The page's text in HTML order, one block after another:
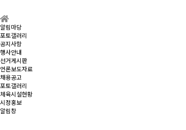
알림마당
포토갤러리
공지사항
행사안내
선거게시판
언론보도자료
채용공고
포토갤러리
체육시설현황
시정홍보
알림창